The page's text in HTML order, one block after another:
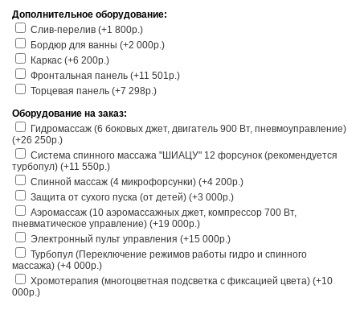
Дополнительное оборудование:
Слив-перелив (+1 800р.)
Бордюр для ванны (+2 000р.)
Каркас (+6 200р.)
Фронтальная панель (+11 501р.)
Торцевая панель (+7 298р.)
Оборудование на заказ:
Гидромассаж (6 боковых джет, двигатель 900 Вт, пневмоуправление)
(+26 250р.)
Система спинного массажа "ШИАЦУ" 12 форсунок (рекомендуется
турбопул) (+11 550р.)
Спинной массаж (4 микрофорсунки) (+4 200р.)
Защита от сухого пуска (от детей) (+3 000р.)
Аэромассаж (10 аэромассажных джет, компрессор 700 Вт,
пневматическое управление) (+19 000р.)
Электронный пульт управления (+15 000р.)
Турбопул (Переключение режимов работы гидро и спинного
массажа) (+4 000р.)
Хромотерапия (многоцветная подсветка с фиксацией цвета) (+10
000р.)